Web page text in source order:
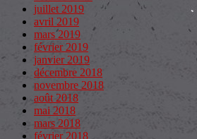
juillet 2019
avril 2019
mars 2019
février 2019
janvier 2019
décembre 2018
novembre 2018
août 2018
mai 2018
mars 2018
février 2018